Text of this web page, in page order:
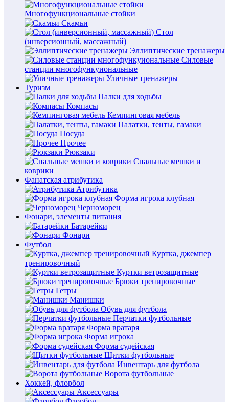
Многофункциональные стойки
Скамьи
Стол
(инверсионный, массажный)
Эллиптические тренажеры
Силовые
станции многофункуиональные
Уличные тренажеры
Туризм
Палки для ходьбы
Компасы
Кемпинговая мебель
Палатки, тенты, гамаки
Посуда
Прочее
Рюкзаки
Спальные мешки и
коврики
Фанатская атрибутика
Атрибутика
Форма игрока клубная
Черноморец
Фонари, элементы питания
Батарейки
Фонари
Футбол
Куртка, джемпер
тренировочный
Куртки ветрозащитные
Брюки тренировочные
Гетры
Манишки
Обувь для футбола
Перчатки футбольные
Форма вратаря
Форма игрока
Форма судейская
Щитки футбольные
Инвентарь для футбола
Ворота футбольные
Хоккей, флорбол
Аксессуары